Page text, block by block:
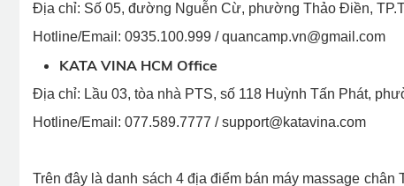
Địa chỉ: Số 05, đường Nguễn Cừ, phường Thảo Điền,
Hotline/Email: 0935.100.999 /quancamp.vn@gmail.com
KATA VINA HCM Office
Địa chỉ: Lầu 03, tòa nhà PTS, số 118 Huỳnh Tấn Phát,
Hotline/Email: 077.589.7777 /support@katavina.com
Trên đây là danh sách 4 địa điểm bán máy massage